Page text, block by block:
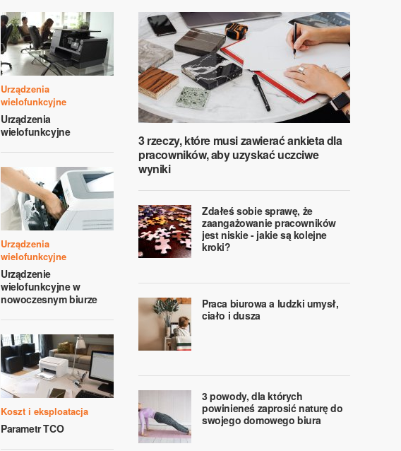
Urządzenia
wielofunkcyjne
Urządzenia
wielofunkcyjne
Urządzenia
wielofunkcyjne
Urządzenie
wielofunkcyjne w
nowoczesnym biurze
Koszt i eksploatacja
Parametr TCO
3 rzeczy, które musi zawierać ankieta dla
pracowników, aby uzyskać uczciwe
wyniki
Zdałeś sobie sprawę, że
zaangażowanie pracowników
jest niskie - jakie są kolejne
kroki?
Praca biurowa a ludzki umysł,
ciało i dusza
3 powody, dla których
powinieneś zaprosić naturę do
swojego domowego biura